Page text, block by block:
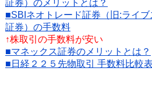
証券）のメリットとは？
■SBIネオトレード証券（旧:ライブ
証券）の手数料
↑株取引の手数料が安い
■マネックス証券のメリットとは？
■日経２２５先物取引 手数料比較表